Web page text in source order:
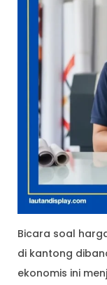
Bicara soal
di kantong
ekonomis ini